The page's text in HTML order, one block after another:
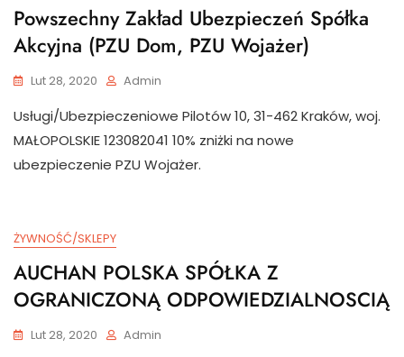
Powszechny Zakład Ubezpieczeń Spółka
Akcyjna (PZU Dom, PZU Wojażer)
Lut 28, 2020 Admin
Usługi/Ubezpieczeniowe Pilotów 10, 31-462 Kraków, woj.
MAŁOPOLSKIE 123082041 10% zniżki na nowe
ubezpieczenie PZU Wojażer.
ŻYWNOŚĆ/SKLEPY
AUCHAN POLSKA SPÓŁKA Z
OGRANICZONĄ ODPOWIEDZIALNOSCIĄ
Lut 28, 2020 Admin